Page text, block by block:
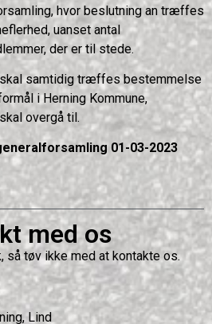
hvor beslutning an træffes
uanset antal
der er til stede.
samtidig træffes bestemmelse
i Herning Kommune,
overgå til.
01-03-2023
med os
så tøv ikke med at kontakte os.
Lind